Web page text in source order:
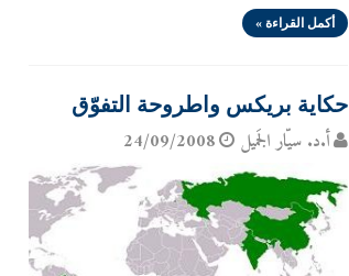
أكمل القراءة »
حكاية بريكس واطروحة التفوّق
أ.د. سيّار الجَميل 24/09/2008